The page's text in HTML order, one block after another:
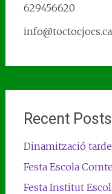
629456620
Recent Posts
Dinamització
Festa Escola
Festa Institut